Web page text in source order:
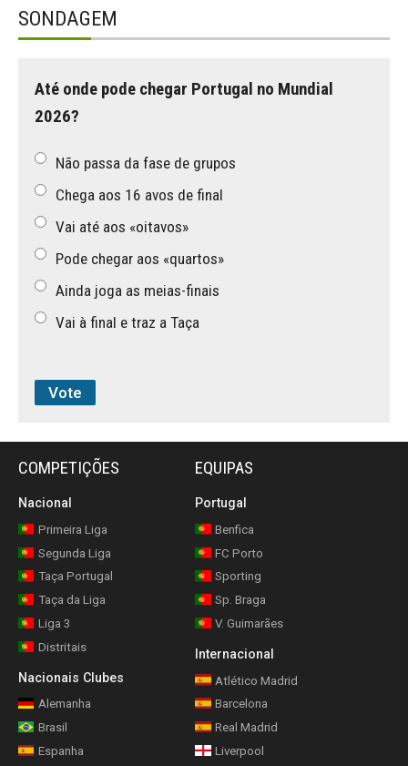
SONDAGEM
Até onde pode chegar Portugal no Mundial
2026?
Não passa da fase de grupos
Chega aos 16 avos de final
Vai até aos «oitavos»
Pode chegar aos «quartos»
Ainda joga as meias-finais
Vai à final e traz a Taça
COMPETIÇÕES
Nacional
Primeira Liga
Segunda Liga
Taça Portugal
Taça da Liga
Liga 3
Distritais
Nacionais Clubes
Alemanha
Brasil
Espanha
EQUIPAS
Portugal
Benfica
FC Porto
Sporting
Sp. Braga
V. Guimarães
Internacional
Atlético Madrid
Barcelona
Real Madrid
Liverpool